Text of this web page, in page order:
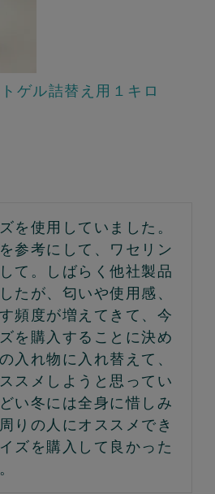
ゲル詰替え用１キロ
を使用していました。
参考にして、ワセリン
て。しばらく他社製品
たが、匂いや使用感、
頻度が増えてきて、今
を購入することに決め
入れ物に入れ替えて、
スメしようと思ってい
い冬には全身に惜しみ
りの人にオススメでき
ズを購入して良かった